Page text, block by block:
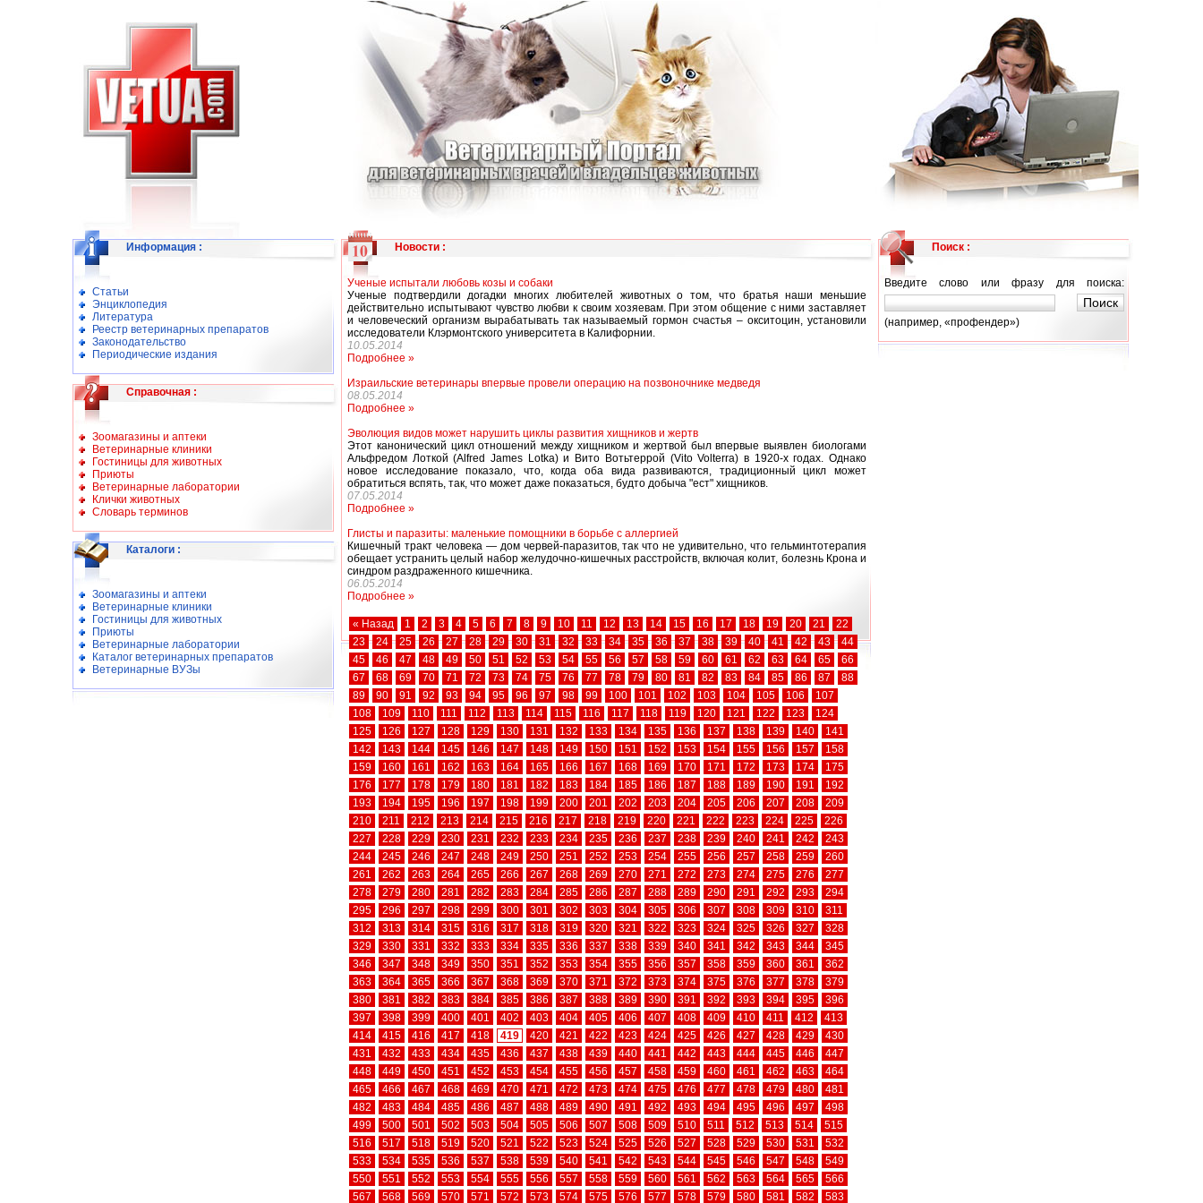
Информация :
Статьи
Энциклопедия
Литература
Реестр ветеринарных препаратов
Законодательство
Периодические издания
Справочная :
Зоомагазины и аптеки
Ветеринарные клиники
Гостиницы для животных
Приюты
Ветеринарные лаборатории
Клички животных
Словарь терминов
Каталоги :
Зоомагазины и аптеки
Ветеринарные клиники
Гостиницы для животных
Приюты
Ветеринарные лаборатории
Каталог ветеринарных препаратов
Ветеринарные ВУЗы
Новости :
Ученые испытали любовь козы и собаки
Ученые подтвердили догадки многих любителей животных о том, что братья наши меньшие
действительно испытывают чувство любви к своим хозяевам. При этом общение с ними заставляет
и человеческий организм вырабатывать так называемый гормон счастья – окситоцин, установили
исследователи Клэрмонтского университета в Калифорнии.
10.05.2014
Подробнее »
Израильские ветеринары впервые провели операцию на позвоночнике медведя
08.05.2014
Подробнее »
Эволюция видов может нарушить циклы развития хищников и жертв
Этот канонический цикл отношений между хищником и жертвой был впервые выявлен биологами
Альфредом Лоткой (Alfred James Lotka) и Вито Вотьтеррой (Vito Volterra) в 1920-х годах. Однако
новое исследование показало, что, когда оба вида развиваются, традиционный цикл может
обратиться вспять, так, что может даже показаться, будто добыча "ест" хищников.
07.05.2014
Подробнее »
Глисты и паразиты: маленькие помощники в борьбе с аллергией
Кишечный тракт человека — дом червей-паразитов, так что не удивительно, что гельминтотерапия
обещает устранить целый набор желудочно-кишечных расстройств, включая колит, болезнь Крона и
синдром раздраженного кишечника.
06.05.2014
Подробнее »
« Назад 1 2 3 4 5 6 7 8 9 10 11 12 13 14 15 16 17 18 19 20 21
22
23
24 25 26 27 28 29 30 31 32 33 34 35 36 37 38 39 40 41 42 43
44
45
46 47 48 49 50 51 52 53 54 55 56 57 58 59 60 61 62 63 64 65
66
67
68 69 70 71 72 73 74 75 76 77 78 79 80 81 82 83 84 85 86 87
88
89
90 91 92 93 94 95 96 97 98 99 100 101 102 103 104 105 106
107
108
109 110 111 112 113 114 115 116 117 118 119 120 121 122 123
124
125
126 127 128 129 130 131 132 133 134 135 136 137 138 139 140
141
142
143 144 145 146 147 148 149 150 151 152 153 154 155 156 157
158
159
160 161 162 163 164 165 166 167 168 169 170 171 172 173 174
175
176
177 178 179 180 181 182 183 184 185 186 187 188 189 190 191
192
193
194 195 196 197 198 199 200 201 202 203 204 205 206 207 208
209
210
211 212 213 214 215 216 217 218 219 220 221 222 223 224 225
226
227
228 229 230 231 232 233 234 235 236 237 238 239 240 241 242
243
244
245 246 247 248 249 250 251 252 253 254 255 256 257 258 259
260
261
262 263 264 265 266 267 268 269 270 271 272 273 274 275 276
277
278
279 280 281 282 283 284 285 286 287 288 289 290 291 292 293
294
295
296 297 298 299 300 301 302 303 304 305 306 307 308 309 310
311
312
313 314 315 316 317 318 319 320 321 322 323 324 325 326 327
328
329
330 331 332 333 334 335 336 337 338 339 340 341 342 343 344
345
346
347 348 349 350 351 352 353 354 355 356 357 358 359 360 361
362
363
364 365 366 367 368 369 370 371 372 373 374 375 376 377 378
379
380
381 382 383 384 385 386 387 388 389 390 391 392 393 394 395
396
397
398 399 400 401 402 403 404 405 406 407 408 409 410 411 412
413
414
415 416 417 418 419 420 421 422 423 424 425 426 427 428 429
430
431
432 433 434 435 436 437 438 439 440 441 442 443 444 445 446
447
448
449 450 451 452 453 454 455 456 457 458 459 460 461 462 463
464
465
466 467 468 469 470 471 472 473 474 475 476 477 478 479 480
481
482
483 484 485 486 487 488 489 490 491 492 493 494 495 496 497
498
499
500 501 502 503 504 505 506 507 508 509 510 511 512 513 514
515
516
517 518 519 520 521 522 523 524 525 526 527 528 529 530 531
532
533
534 535 536 537 538 539 540 541 542 543 544 545 546 547 548
549
550
551 552 553 554 555 556 557 558 559 560 561 562 563 564 565
566
567
568 569 570 571 572 573 574 575 576 577 578 579 580 581 582 583
Поиск :
Введите слово или фразу для поиска:
(например, «профендер»)